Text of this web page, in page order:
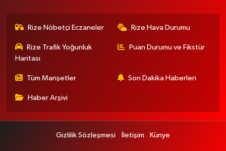
Rize Nöbetçi Eczaneler Rize Hava Durumu
Rize Trafik Yoğunluk
Haritası
Puan Durumu ve Fikstür
Tüm Manşetler Son Dakika Haberleri
Haber Arşivi
Gizlilik Sözleşmesi İletişim Künye